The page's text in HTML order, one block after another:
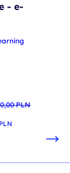
- e-
PLN